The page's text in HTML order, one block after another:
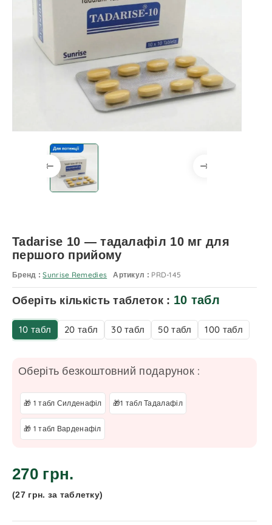
Tadarise 10 — тадалафіл 10 мг для
першого прийому
Бренд : Sunrise Remedies Артикул : PRD-145
Оберіть кількість таблеток : 10 табл
10 табл 20 табл 30 табл 50 табл 100 табл
Оберіть безкоштовний подарунок :
🎁 1 табл Силденафіл 🎁1 табл Тадалафіл
🎁 1 табл Варденафіл
270 грн.
(27 грн. за таблетку)